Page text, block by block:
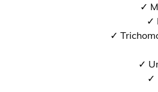
✓
✓
✓
✓
✓